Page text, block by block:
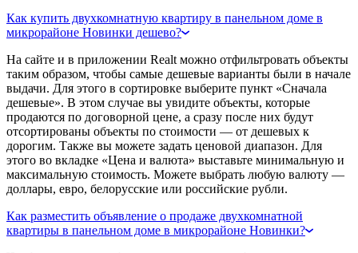
Как купить двухкомнатную квартиру в панельном доме в
микрорайоне Новинки дешево?
На сайте и в приложении Realt можно отфильтровать объекты
таким образом, чтобы самые дешевые варианты были в начале
выдачи. Для этого в сортировке выберите пункт «Сначала
дешевые». В этом случае вы увидите объекты, которые
продаются по договорной цене, а сразу после них будут
отсортированы объекты по стоимости — от дешевых к
дорогим. Также вы можете задать ценовой диапазон. Для
этого во вкладке «Цена и валюта» выставьте минимальную и
максимальную стоимость. Можете выбрать любую валюту —
доллары, евро, белорусские или российские рубли.
Как разместить объявление о продаже двухкомнатной
квартиры в панельном доме в микрорайоне Новинки?